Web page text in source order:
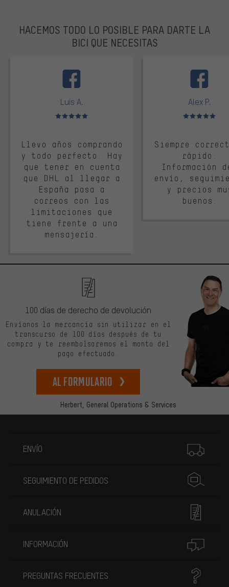
HACEMOS TODO LO POSIBLE PARA DARTE LA
BICI QUE NECESITAS
Luis A.
Valoración media: 5 de 5
Llevo años comprando
y todo perfecto. Hay
que tener en cuenta
que DHL al llegar a
España pasa a
correos con las
limitaciones que
tiene frente a una
mensajería.
Alex P.
Valoración
Siempre
rápido.
Información
envío,
y precios
buenos.
Herbert, General Operations & Services
100 días de derecho de devolución
Envíanos la mercancía sin utilizar en el
transcurso de 100 días después de tu
compra y te reembolsaremos el monto del
pago efectuado.
Al formulario
ENVÍO
SEGUIMIENTO DE PEDIDOS
ANULACIÓN
INFORMACIÓN
PREGUNTAS FRECUENTES